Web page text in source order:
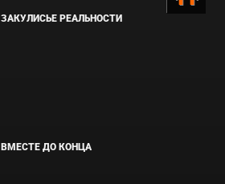
ЗАКУЛИСЬЕ РЕАЛЬНОСТИ
ВМЕСТЕ ДО КОНЦА